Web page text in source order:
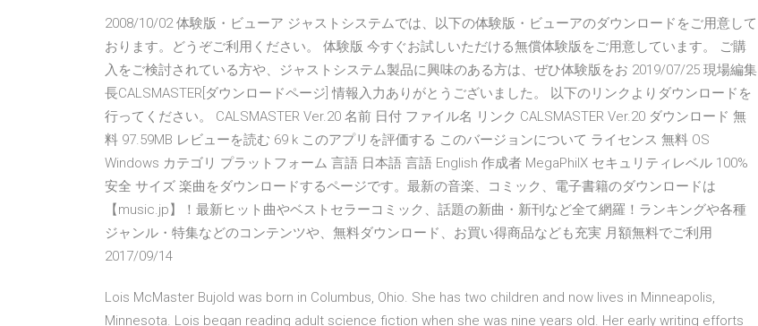
2008/10/02 体験版・ビューア ジャストシステムでは、以下の体験版・ビューアのダウンロードをご用意して
おります。どうぞご利用ください。 体験版 今すぐお試しいただける無償体験版をご用意しています。 ご購
入をご検討されている方や、ジャストシステム製品に興味のある方は、ぜひ体験版をお 2019/07/25 現場編集
長CALSMASTER[ダウンロードページ] 情報入力ありがとうございました。 以下のリンクよりダウンロードを
行ってください。 CALSMASTER Ver.20 名前 日付 ファイル名 リンク CALSMASTER Ver.20 ダウンロード 無
料 97.59MB レビューを読む 69 k このアプリを評価する このバージョンについて ライセンス 無料 OS
Windows カテゴリ プラットフォーム 言語 日本語 言語 English 作成者 MegaPhilX セキュリティレベル 100%
安全 サイズ 楽曲をダウンロードするページです。最新の音楽、コミック、電子書籍のダウンロードは
【music.jp】！最新ヒット曲やベストセラーコミック、話題の新曲・新刊など全て網羅！ランキングや各種
ジャンル・特集などのコンテンツや、無料ダウンロード、お買い得商品なども充実 月額無料でご利用
2017/09/14
Lois McMaster Bujold was born in Columbus, Ohio. She has two children and now lives in Minneapolis,
Minnesota. Lois began reading adult science fiction when she was nine years old. Her early writing efforts